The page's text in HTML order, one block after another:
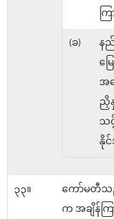
က
(ခ)
န
မ
အ
ညှိ
သ
နို
၃၃။
ကော်မတီသ
က အချိန်က